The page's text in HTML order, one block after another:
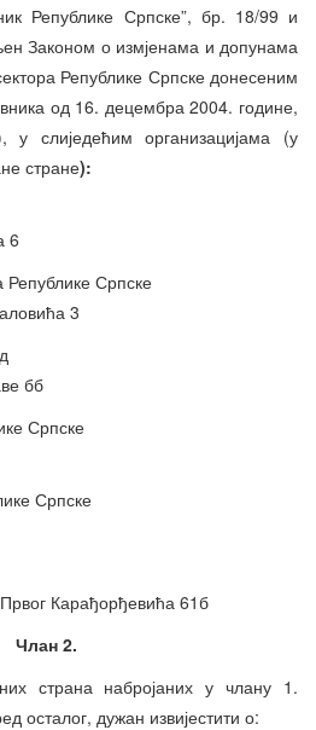
Републике Српске”, бр. 18/99 и
Законом о измјенама и допунама
Републике Српске донесеним
од 16. децембра 2004. године,
слиједећим организацијама (у
стране):
6
Српске
3
бб
Српске
Српске
Карађорђевића 61б
Члан 2.
страна набројаних у члану 1.
осталог, дужан извијестити о: